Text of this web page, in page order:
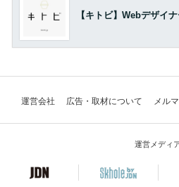
【キトビ】Webデザイ
運営会社 広告・取材について メル
運営メディ